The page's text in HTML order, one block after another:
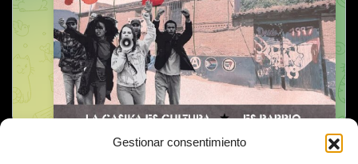
Gestionar consentimiento